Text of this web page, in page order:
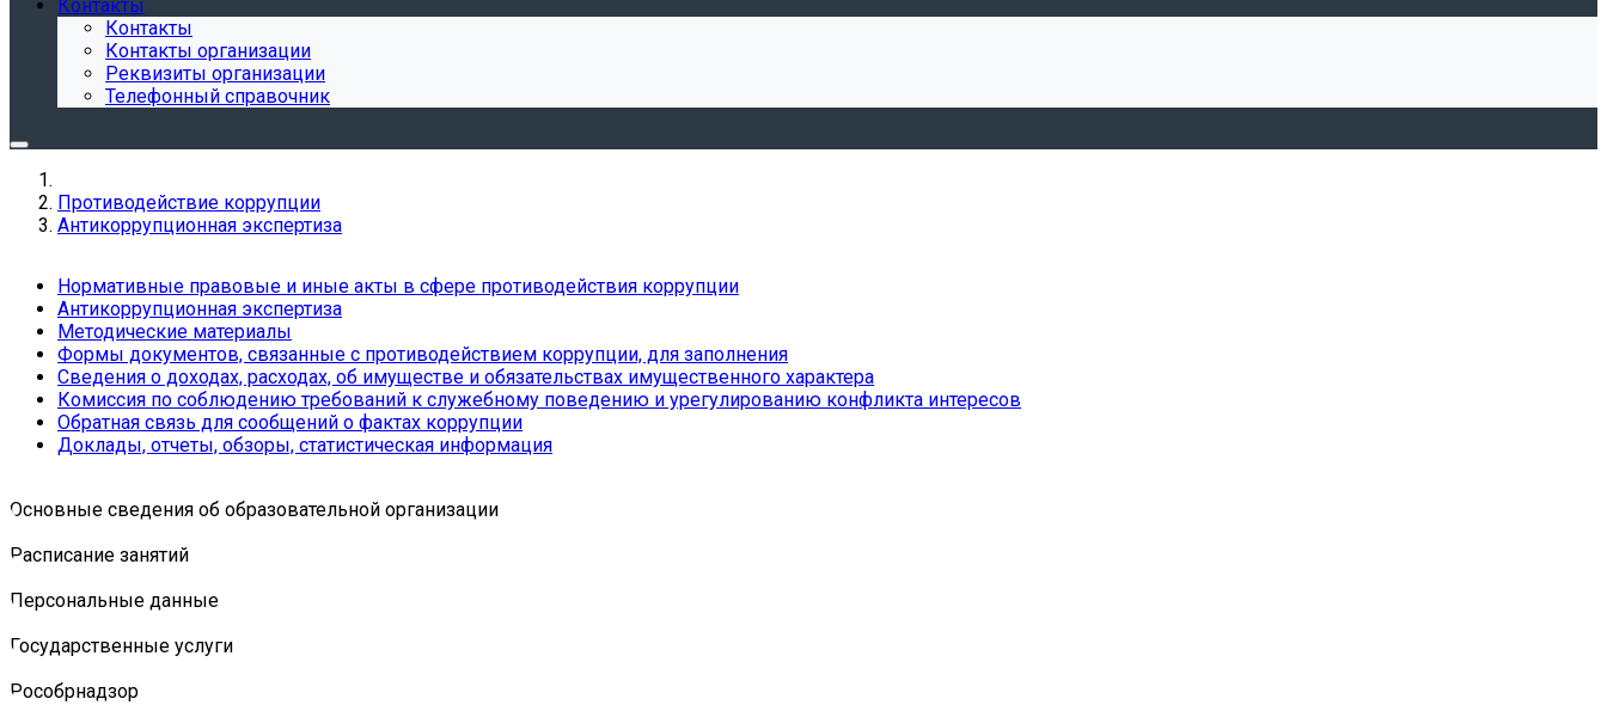
Контакты
Контакты
Контакты организации
Реквизиты организации
Телефонный справочник
Противодействие коррупции
Антикоррупционная экспертиза
Нормативные правовые и иные акты в сфере противодействия коррупции
Антикоррупционная экспертиза
Методические материалы
Формы документов, связанные с противодействием коррупции, для заполнения
Сведения о доходах, расходах, об имуществе и обязательствах имущественного характера
Комиссия по соблюдению требований к служебному поведению и урегулированию конфликта интересов
Обратная связь для сообщений о фактах коррупции
Доклады, отчеты, обзоры, статистическая информация
Основные сведения об образовательной организации
Расписание занятий
Персональные данные
Государственные услуги
Роcобрнадзор